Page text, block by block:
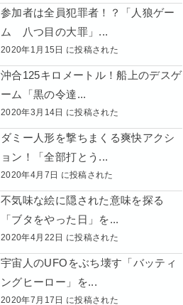
参加者は全員犯罪者！？「人狼ゲー
ム 八つ目の大罪」...
2020年1月15日 に投稿された
沖合125キロメートル！船上のデスゲ
ーム「黒の令達...
2020年3月14日 に投稿された
ダミー人形を撃ちまくる爽快アクシ
ョン！「全部打とう...
2020年4月7日 に投稿された
不気味な絵に隠された意味を探る
「ブタをやった日」を...
2020年4月22日 に投稿された
宇宙人のUFOをぶち壊す「バッティ
ングヒーロー」を...
2020年7月17日 に投稿された